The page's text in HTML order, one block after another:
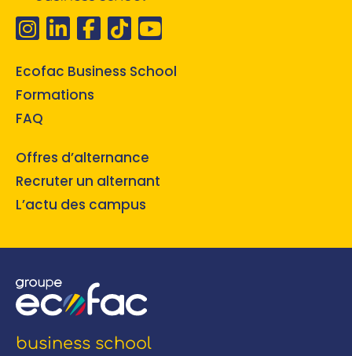
Ecofac Business School
Formations
FAQ
Offres d’alternance
Recruter un alternant
L’actu des campus
business school